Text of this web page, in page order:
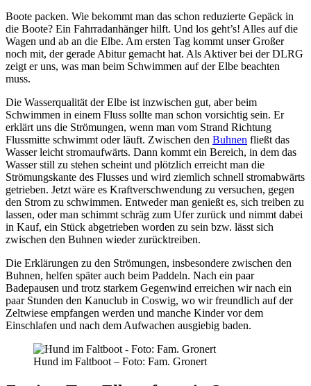
Boote packen. Wie bekommt man das schon reduzierte Gepäck in
die Boote? Ein Fahrradanhänger hilft. Und los geht’s! Alles auf die
Wagen und ab an die Elbe. Am ersten Tag kommt unser Großer
noch mit, der gerade Abitur gemacht hat. Als Aktiver bei der DLRG
zeigt er uns, was man beim Schwimmen auf der Elbe beachten
muss.
Die Wasserqualität der Elbe ist inzwischen gut, aber beim
Schwimmen in einem Fluss sollte man schon vorsichtig sein. Er
erklärt uns die Strömungen, wenn man vom Strand Richtung
Flussmitte schwimmt oder läuft. Zwischen den Buhnen fließt das
Wasser leicht stromaufwärts. Dann kommt ein Bereich, in dem das
Wasser still zu stehen scheint und plötzlich erreicht man die
Strömungskante des Flusses und wird ziemlich schnell stromabwärts
getrieben. Jetzt wäre es Kraftverschwendung zu versuchen, gegen
den Strom zu schwimmen. Entweder man genießt es, sich treiben zu
lassen, oder man schimmt schräg zum Ufer zurück und nimmt dabei
in Kauf, ein Stück abgetrieben worden zu sein bzw. lässt sich
zwischen den Buhnen wieder zurücktreiben.
Die Erklärungen zu den Strömungen, insbesondere zwischen den
Buhnen, helfen später auch beim Paddeln. Nach ein paar
Badepausen und trotz starkem Gegenwind erreichen wir nach ein
paar Stunden den Kanuclub in Coswig, wo wir freundlich auf der
Zeltwiese empfangen werden und manche Kinder vor dem
Einschlafen und nach dem Aufwachen ausgiebig baden.
Hund im Faltboot – Foto: Fam. Gronert